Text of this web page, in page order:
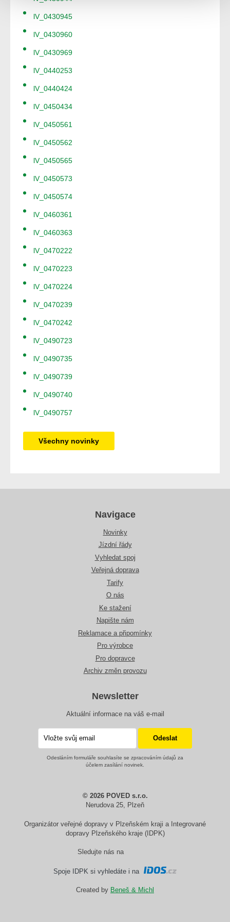
lV_0430945
lV_0430960
lV_0430969
lV_0440253
lV_0440424
lV_0450434
lV_0450561
lV_0450562
lV_0450565
lV_0450573
lV_0450574
lV_0460361
lV_0460363
lV_0470222
lV_0470223
lV_0470224
lV_0470239
lV_0470242
lV_0490723
lV_0490735
lV_0490739
lV_0490740
lV_0490757
Všechny novinky
Navigace
Novinky
Jízdní řády
Vyhledat spoj
Veřejná doprava
Tarify
O nás
Ke stažení
Napište nám
Reklamace a připomínky
Pro výrobce
Pro dopravce
Archiv změn provozu
Newsletter
Aktuální informace na váš e-mail
Odesláním formuláře souhlasíte se zpracováním údajů za
účelem zasílání novinek.
© 2026 POVED s.r.o.
Nerudova 25, Plzeň
Organizátor veřejné dopravy v Plzeňském kraji a Integrované
dopravy Plzeňského kraje (IDPK)
Sledujte nás na
Spoje IDPK si vyhledáte i na
Created by Beneš & Michl